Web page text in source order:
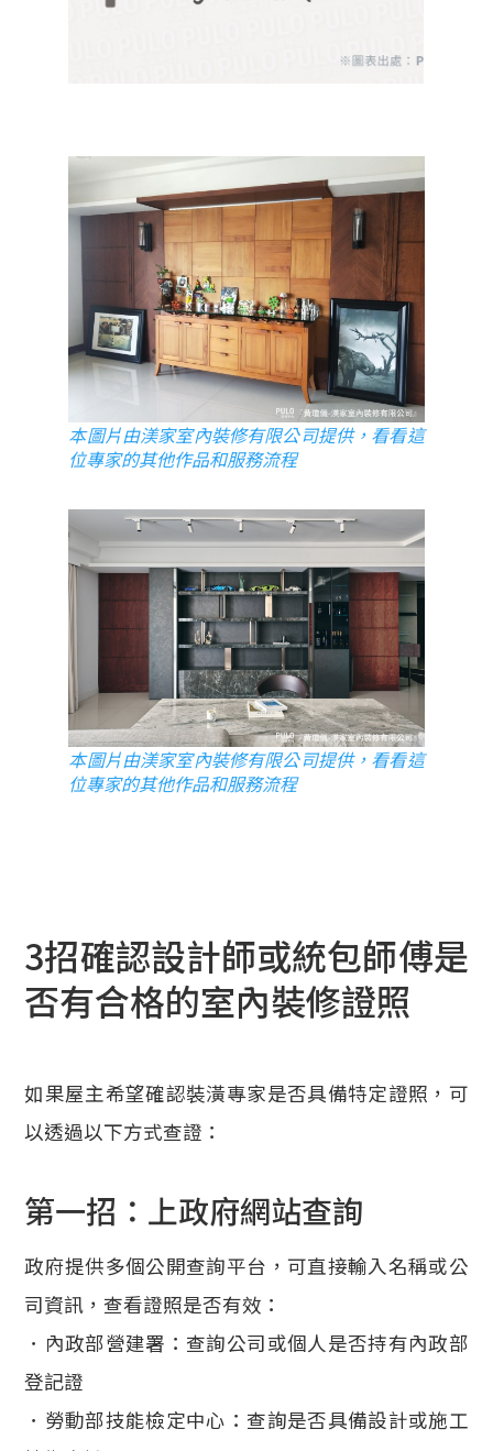
本圖片由渼家室內裝修有限公司提供，看看這
位專家的其他作品和服務流程
本圖片由渼家室內裝修有限公司提供，看看這
位專家的其他作品和服務流程
3招確認設計師或統包師傅是
否有合格的室內裝修證照
如果屋主希望確認裝潢專家是否具備特定證照，可
以透過以下方式查證：
第一招：上政府網站查詢
政府提供多個公開查詢平台，可直接輸入名稱或公
司資訊，查看證照是否有效：
．內政部營建署：查詢公司或個人是否持有內政部
登記證
．勞動部技能檢定中心：查詢是否具備設計或施工